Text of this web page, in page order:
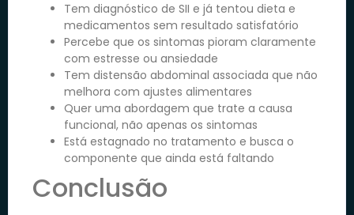
Tem diagnóstico de SII e já tentou dieta e
medicamentos sem resultado satisfatório
Percebe que os sintomas pioram claramente
com estresse ou ansiedade
Tem distensão abdominal associada que não
melhora com ajustes alimentares
Quer uma abordagem que trate a causa
funcional, não apenas os sintomas
Está estagnado no tratamento e busca o
componente que ainda está faltando
Conclusão